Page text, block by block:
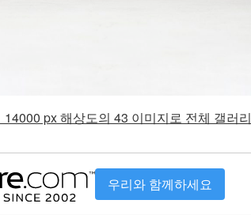
px 해상도의 43 이미지로 전체 갤러
우리와 함께하세요